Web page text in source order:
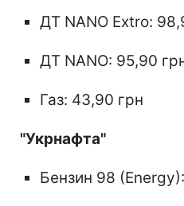
ДТ NANO Extro:
ДТ NANO: 95,90
Газ: 43,90 грн
"Укрнафта"
Бензин 98